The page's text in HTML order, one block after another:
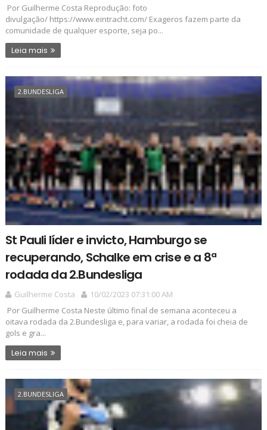
Por Guilherme Costa Reprodução: foto
divulgação/ https://www.eintracht.com/ Exageros fazem parte da
comunidade de qualquer esporte, seja po...
Leia mais
2.BUNDESLIGA
St Pauli líder e invicto, Hamburgo se
recuperando, Schalke em crise e a 8ª
rodada da 2.Bundesliga
Guilherme Costa
10/02/2023 07:31:00 AM
Por Guilherme Costa Neste último final de semana aconteceu a
oitava rodada da 2.Bundesliga e, para variar, a rodada foi cheia de
gols e gra...
Leia mais
2.BUNDESLIGA